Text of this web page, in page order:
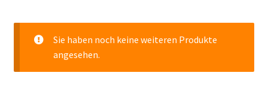
Sie haben noch keine weiteren Produkte
angesehen.